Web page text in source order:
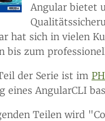
Angular bietet
hat sich in vielen
bis zum
der Serie ist im
eines AngularCLI
Teilen wird